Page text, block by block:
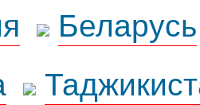
Беларусь